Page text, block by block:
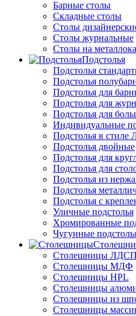
Барные столы
Складные столы
Столы
Столы журнальные
Столы на
Подстолья
Подстолья
Подстолья
Подстолья для
Подстолья для
Подстолья для
Индивидуальные
Подстолья в стиле
Подстолья двойные
Подстолья для
Подстолья для
Подстолья из
Подстолья
Подстолья с
Уличные подстолья
Хромированные
Чугунные
Столешницы ЛДСП
Столешницы МДФ
Столешницы HPL
Столешницы
Столешницы из
Столешницы